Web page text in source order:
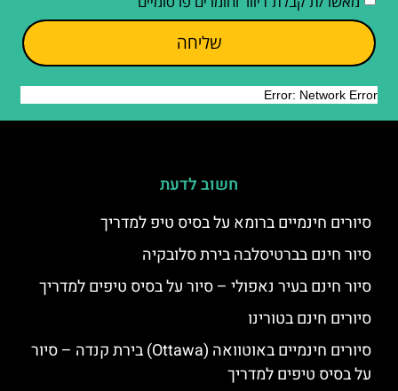
שליחה
חשוב לדעת
סיורים חינמיים ברומא על בסיס טיפ למדריך
סיור חינם בברטיסלבה בירת סלובקיה
סיור חינם בעיר נאפולי – סיור על בסיס טיפים למדריך
סיורים חינם בטורינו
סיורים חינמיים באוטוואה (Ottawa) בירת קנדה – סיור
על בסיס טיפים למדריך